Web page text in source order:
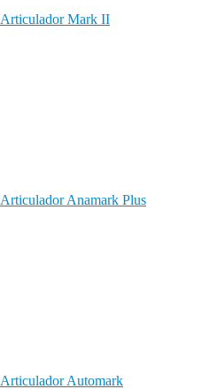
Articulador Mark II
Articulador Anamark Plus
Articulador Automark